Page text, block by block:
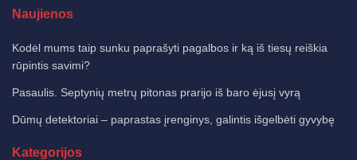
Naujienos
Kodėl mums taip sunku paprašyti pagalbos ir ką iš tiesų reiškia
rūpintis savimi?
Pasaulis. Septynių metrų pitonas prarijo iš baro ėjusį vyrą
Dūmų detektoriai – paprastas įrenginys, galintis išgelbėti gyvybę
Kategorijos